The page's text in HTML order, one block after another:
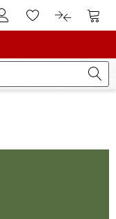
Vers le compte client
Vers la liste
Vers le